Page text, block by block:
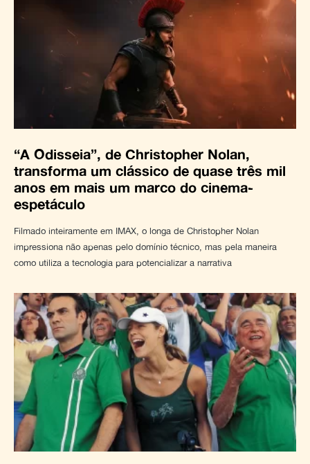
“A Odisseia”, de Christopher Nolan,
transforma um clássico de quase três mil
anos em mais um marco do cinema-
espetáculo
Filmado inteiramente em IMAX, o longa de Christopher Nolan
impressiona não apenas pelo domínio técnico, mas pela maneira
como utiliza a tecnologia para potencializar a narrativa